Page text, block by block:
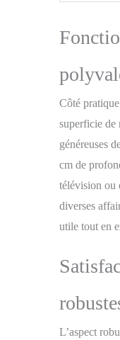
Côté
superficie de
généreuses
cm de
télévision ou
diverses
utile tout en
L’aspect